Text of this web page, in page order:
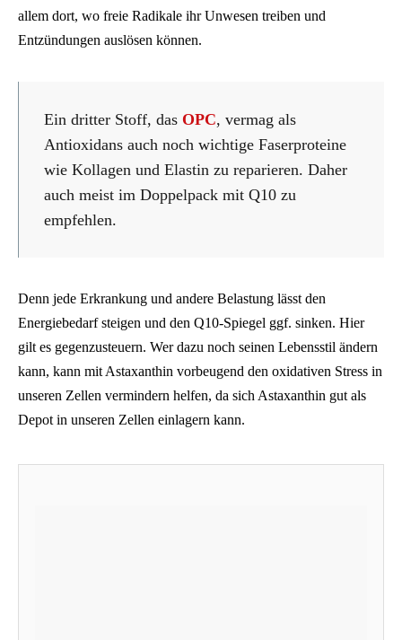
allem dort, wo freie Radikale ihr Unwesen treiben und
Entzündungen auslösen können.
Ein dritter Stoff, das OPC, vermag als
Antioxidans auch noch wichtige Faserproteine
wie Kollagen und Elastin zu reparieren. Daher
auch meist im Doppelpack mit Q10 zu
empfehlen.
Denn jede Erkrankung und andere Belastung lässt den
Energiebedarf steigen und den Q10-Spiegel ggf. sinken. Hier
gilt es gegenzusteuern. Wer dazu noch seinen Lebensstil ändern
kann, kann mit Astaxanthin vorbeugend den oxidativen Stress in
unseren Zellen vermindern helfen, da sich Astaxanthin gut als
Depot in unseren Zellen einlagern kann.